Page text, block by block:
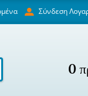
Σύνδεση
0